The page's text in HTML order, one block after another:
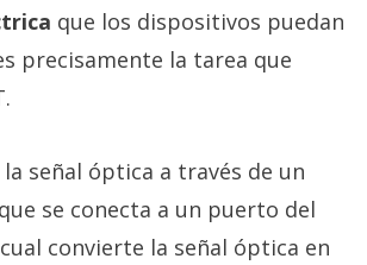
que los dispositivos puedan
precisamente la tarea que
señal óptica a través de un
se conecta a un puerto del
convierte la señal óptica en